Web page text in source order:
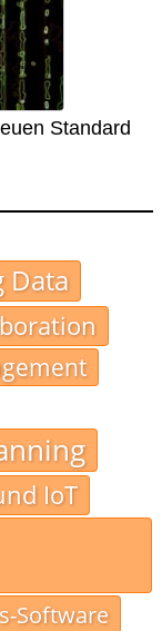
Standard
Data
IoT
Software